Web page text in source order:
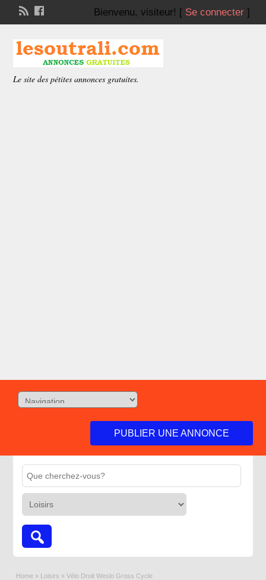
Bienvenu, visiteur! [ Se connecter]
Le site des pétites annonces gratuites.
PUBLIER UNE ANNONCE
Home » Loisirs » Vélo Droit Weslo Gross Cycle